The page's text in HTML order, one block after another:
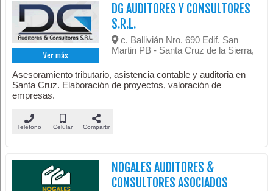
Ver más
DG AUDITORES Y CONSULTORES
S.R.L.
c. Ballivián Nro. 690 Edif. San
Martin PB - Santa Cruz de la Sierra,
Asesoramiento tributario, asistencia contable y auditoria en
Santa Cruz. Elaboración de proyectos, valoración de
empresas.
Teléfono Celular Compartir
NOGALES AUDITORES &
CONSULTORES ASOCIADOS